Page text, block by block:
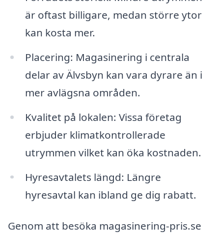
är oftast billigare, medan större ytor
kan kosta mer.
Placering: Magasinering i centrala
delar av Älvsbyn kan vara dyrare än i
mer avlägsna områden.
Kvalitet på lokalen: Vissa företag
erbjuder klimatkontrollerade
utrymmen vilket kan öka kostnaden.
Hyresavtalets längd: Längre
hyresavtal kan ibland ge dig rabatt.
Genom att besöka magasinering-pris.se